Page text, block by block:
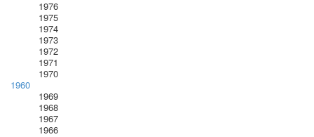
1976
1975
1974
1973
1972
1971
1970
1960
1969
1968
1967
1966